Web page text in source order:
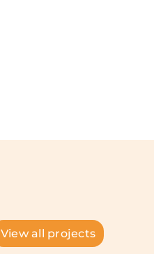
View all projects